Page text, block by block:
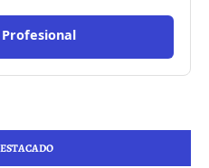
Profesional